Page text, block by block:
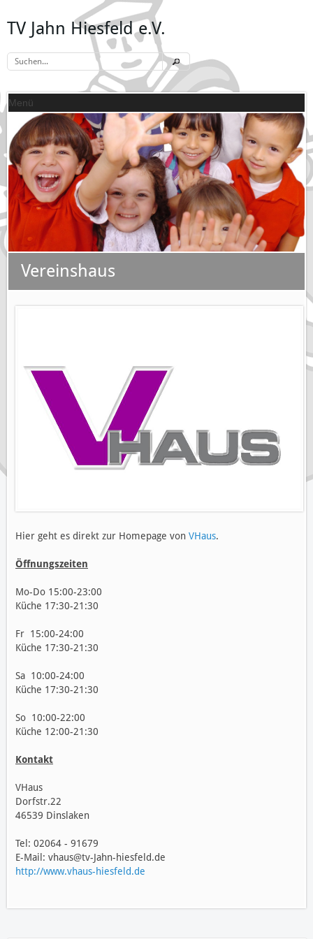
TV Jahn Hiesfeld e.V.
Menü
Vereinshaus
Hier geht es direkt zur Homepage von VHaus.
Öffnungszeiten
Mo-Do 15:00-23:00
Küche 17:30-21:30
Fr 15:00-24:00
Küche 17:30-21:30
Sa 10:00-24:00
Küche 17:30-21:30
So 10:00-22:00
Küche 12:00-21:30
Kontakt
VHaus
Dorfstr.22
46539 Dinslaken
Tel: 02064 - 91679
E-Mail: vhaus@tv-Jahn-hiesfeld.de
http://www.vhaus-hiesfeld.de